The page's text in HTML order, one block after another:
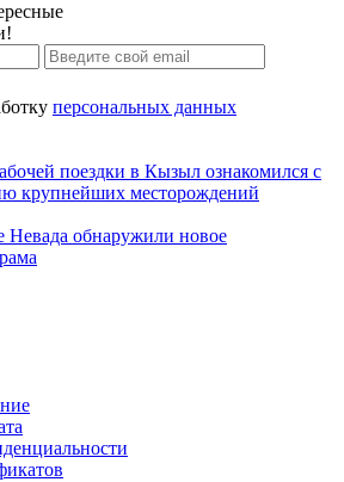
персональных данных
поездки в Кызыл ознакомился с
крупнейших месторождений
Невада обнаружили новое